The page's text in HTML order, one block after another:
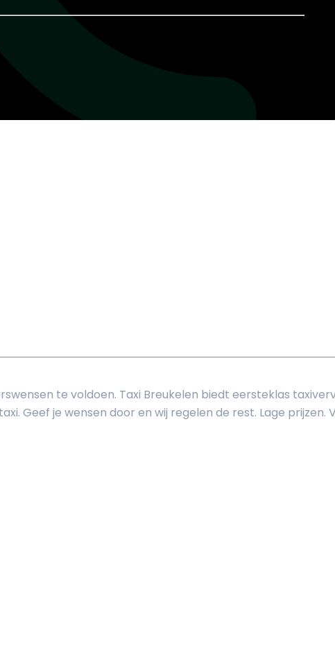
te voldoen. Taxi Breukelen biedt eersteklas
Geef je wensen door en wij regelen de rest. Lage prijzen.